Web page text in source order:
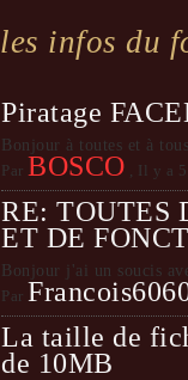
les infos du
Piratage
Bonjour à toutes et à
Par BOSCO Il y a
RE: TOUTES
ET DE
Bonjour j'ai un soucis
Par
La taille de
de 10MB